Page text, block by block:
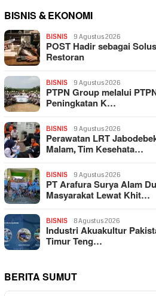
BISNIS & EKONOMI
BISNIS 9 Agustus 2026
POST Hadir sebagai
Restoran
BISNIS 9 Agustus 2026
PTPN Group melalui
Peningkatan K…
BISNIS 9 Agustus 2026
Perawatan LRT
Malam, Tim Kesehata…
BISNIS 9 Agustus 2026
PT Arafura Surya Alam
Masyarakat Lewat Khit…
BISNIS 8 Agustus 2026
Industri Akuakultur
Timur Teng…
BERITA SUMUT